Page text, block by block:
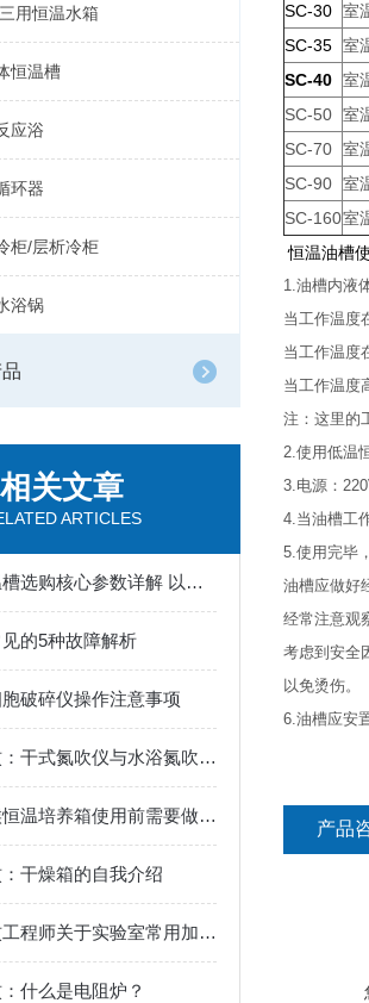
用恒温水箱
恒温槽
应浴
环器
柜/层析冷柜
浴锅
相关文章
ARTICLES
低温恒温槽选购核心参数详解 以上海锦玟仪器为例
的5种故障解析
破碎仪操作注意事项
上海锦玟：干式氮吹仪与水浴氮吹仪的区别
人工气候恒温培养箱使用前需要做哪些工作
：干燥箱的自我介绍
上海锦玟工程师关于实验室常用加热方式盘点
：什么是电阻炉？
SC-30 室
SC-35 室
SC-40 室
SC-50 室
SC-70 室
SC-90 室
SC-160室
恒温油槽
1.油槽内液
当工作温度
当工作温度
当工作温度
注：这里的
2.使用低温
3.电源：
4.当油槽工
5.使用完毕
油槽应做好
经常注意观
考虑到安全
以免烫伤。
6.油槽应安
产品